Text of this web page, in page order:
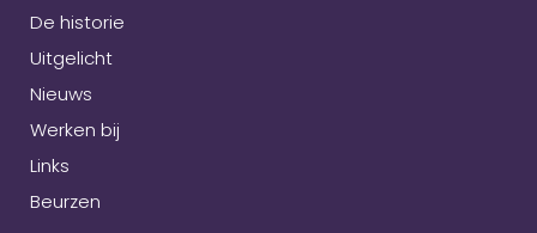
De historie
Uitgelicht
Nieuws
Werken bij
Links
Beurzen